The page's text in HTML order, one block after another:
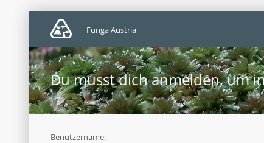
Funga Austria
Du musst dich anmelden, um
Benutzername: